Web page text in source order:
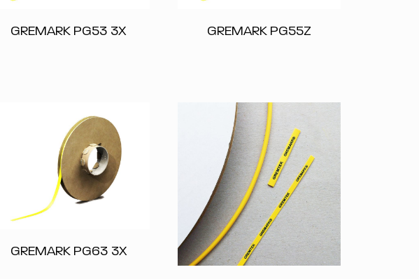
GREMARK PG53 3X GREMARK PG55Z
GREMARK PG63 3X